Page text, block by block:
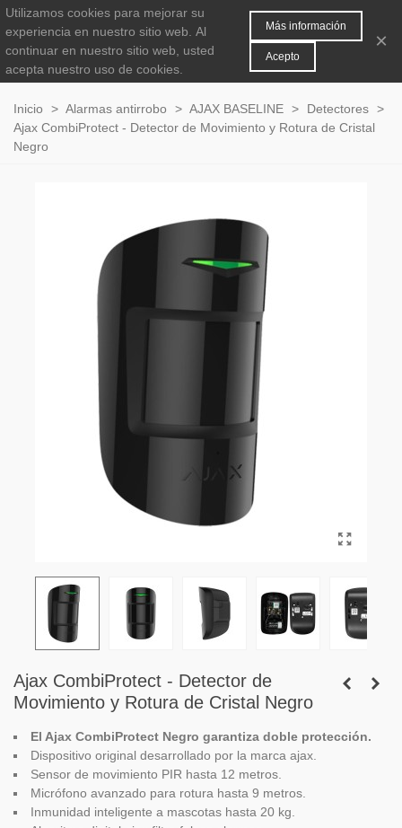
0
Inicio > Alarmas antirrobo > AJAX BASELINE > Detectores >
Ajax CombiProtect - Detector de Movimiento y Rotura de Cristal
Negro
Ajax CombiProtect - Detector de
Movimiento y Rotura de Cristal Negro
El Ajax CombiProtect Negro garantiza doble protección.
Dispositivo original desarrollado por la marca ajax.
Sensor de movimiento PIR hasta 12 metros.
Micrófono avanzado para rotura hasta 9 metros.
Inmunidad inteligente a mascotas hasta 20 kg.
Utilizamos cookies para mejorar su
experiencia en nuestro sitio web. Al
continuar en nuestro sitio web, usted
acepta nuestro uso de cookies.
Más información
Acepto
×